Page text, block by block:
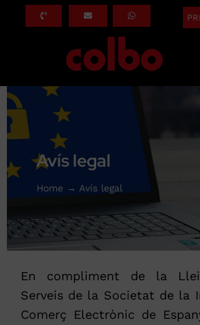
INICI
QUÈ FEM
SERVEIS
ASSEGURADORES
SOBRE NOSALTRES
BLOG
CONTACTE
PRESSUPOST ONLINE
Avís legal
Home Avís legal
En compliment de la
Serveis de la Societat de la
Comerç Electrònic de